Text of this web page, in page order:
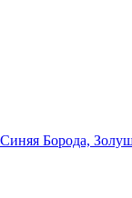
Борода,